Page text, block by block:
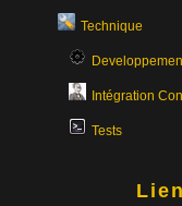
Technique
Intégration
Tests